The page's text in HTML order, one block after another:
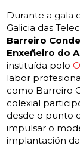
Durante a gala
Galicia das
Barreiro Conde
Enxeñeiro do
instituída polo
labor
como Barreiro
colexial
desde o punto
impulsar o
implantación